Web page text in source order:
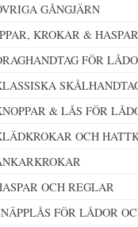
GÅNGJÄRN
KROKAR & HASPAR
FÖR
& LÅS FÖR
OCH
OCH REGLAR
FÖR LÅDOR